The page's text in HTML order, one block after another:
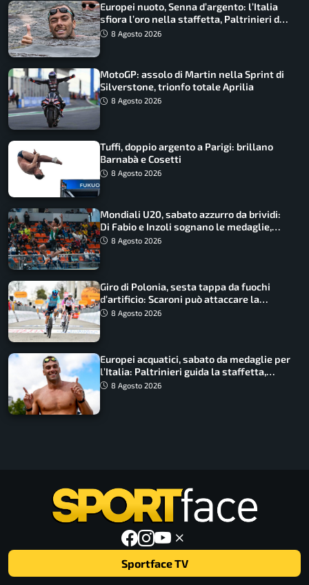
Europei nuoto, Senna d’argento: l’Italia
sfiora l’oro nella staffetta, Paltrinieri da
urlo, il bilancio azzurro
8 Agosto 2026
MotoGP: assolo di Martin nella Sprint di
Silverstone, trionfo totale Aprilia
8 Agosto 2026
Tuffi, doppio argento a Parigi: brillano
Barnabà e Cosetti
8 Agosto 2026
Mondiali U20, sabato azzurro da brividi:
Di Fabio e Inzoli sognano le medaglie,
Castellani e Succo in finale
8 Agosto 2026
Giro di Polonia, sesta tappa da fuochi
d’artificio: Scaroni può attaccare la
maglia di Lemmen
8 Agosto 2026
Europei acquatici, sabato da medaglie per
l’Italia: Paltrinieri guida la staffetta,
Barnabà sogna l’oro dalle grandi altezze
8 Agosto 2026
Sportface TV